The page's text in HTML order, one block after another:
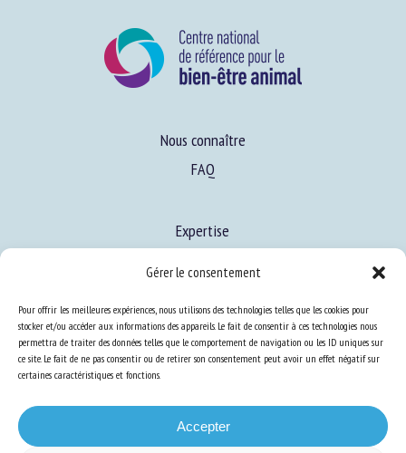
Gérer le consentement
Pour offrir les meilleures expériences, nous utilisons des technologies telles que les cookies pour
stocker et/ou accéder aux informations des appareils. Le fait de consentir à ces technologies nous
permettra de traiter des données telles que le comportement de navigation ou les ID uniques sur
ce site. Le fait de ne pas consentir ou de retirer son consentement peut avoir un effet négatif sur
certaines caractéristiques et fonctions.
Accepter
Nous connaître
FAQ
Expertise
Ressources